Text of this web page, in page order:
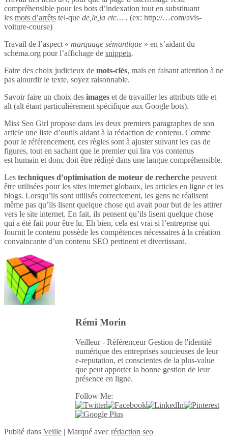
compréhensible pour les bots d’indexation tout en substituant
les mots d’arrêts tel-que de,le,la etc… . (ex: http://…com/avis-
voiture-course)
Travail de l’aspect « marquage sémantique » en s’aidant du
schema.org pour l’affichage de snippets.
Faire des choix judicieux de mots-clés, mais en faisant attention à ne
pas alourdir le texte, soyez raisonnable.
Savoir faire un choix des images et de travailler les attributs title et
alt (alt étant particulièrement spécifique aux Google bots).
Miss Seo Girl propose dans les deux premiers paragraphes de son
article une liste d’outils aidant à la rédaction de contenu. Comme
pour le référencement, ces règles sont à ajuster suivant les cas de
figures, tout en sachant que le premier qui lira vos contenus
est humain et donc doit être rédigé dans une langue compréhensible.
Les techniques d’optimisation de moteur de recherche peuvent
être utilisées pour les sites internet globaux, les articles en ligne et les
blogs. Lorsqu’ils sont utilisés correctement, les gens ne réalisent
même pas qu’ils lisent quelque chose qui avait pour but de les attirer
vers le site internet. En fait, ils pensent qu’ils lisent quelque chose
qui a été fait pour être lu. Eh bien, cela est vrai si l’entreprise qui
fournit le contenu possède les compétences nécessaires à la création
convaincante d’un contenu SEO pertinent et divertissant.
Rémi Morin
Veilleur - Référenceur Gestion de l'identité
numérique des entreprises soucieuses de leur
e-reputation, et conscientes de la plus-value
que peut apporter la bonne gestion de leur
présence en ligne.
Follow Me:
Publié dans Veille | Marqué avec rédaction seo